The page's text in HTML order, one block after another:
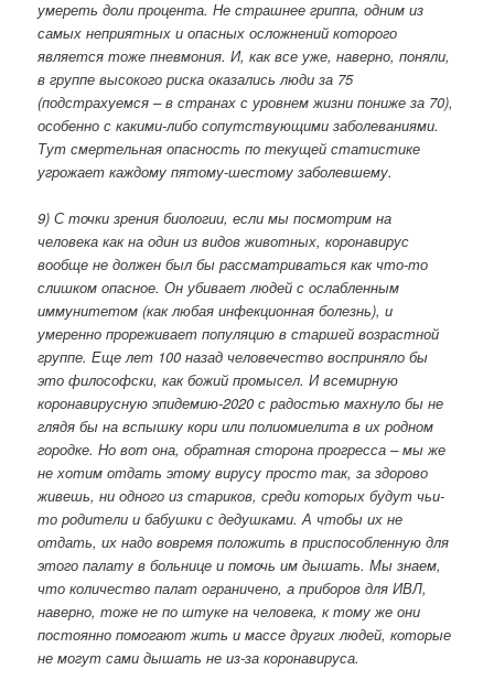
умереть доли процента. Не страшнее гриппа, одним из
самых неприятных и опасных осложнений которого
является тоже пневмония. И, как все уже, наверно, поняли,
в группе высокого риска оказались люди за 75
(подстрахуемся – в странах с уровнем жизни пониже за 70),
особенно с какими-либо сопутствующими заболеваниями.
Тут смертельная опасность по текущей статистике
угрожает каждому пятому-шестому заболевшему.
9) С точки зрения биологии, если мы посмотрим на
человека как на один из видов животных, коронавирус
вообще не должен был бы рассматриваться как что-то
слишком опасное. Он убивает людей с ослабленным
иммунитетом (как любая инфекционная болезнь), и
умеренно прореживает популяцию в старшей возрастной
группе. Еще лет 100 назад человечество восприняло бы
это философски, как божий промысел. И всемирную
коронавирусную эпидемию-2020 с радостью махнуло бы не
глядя бы на вспышку кори или полиомиелита в их родном
городке. Но вот она, обратная сторона прогресса – мы же
не хотим отдать этому вирусу просто так, за здорово
живешь, ни одного из стариков, среди которых будут чьи-
то родители и бабушки с дедушками. А чтобы их не
отдать, их надо вовремя положить в приспособленную для
этого палату в больнице и помочь им дышать. Мы знаем,
что количество палат ограничено, а приборов для ИВЛ,
наверно, тоже не по штуке на человека, к тому же они
постоянно помогают жить и массе других людей, которые
не могут сами дышать не из-за коронавируса.